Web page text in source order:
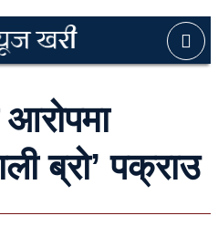
आरोपमा
ब्रो’ पक्राउ